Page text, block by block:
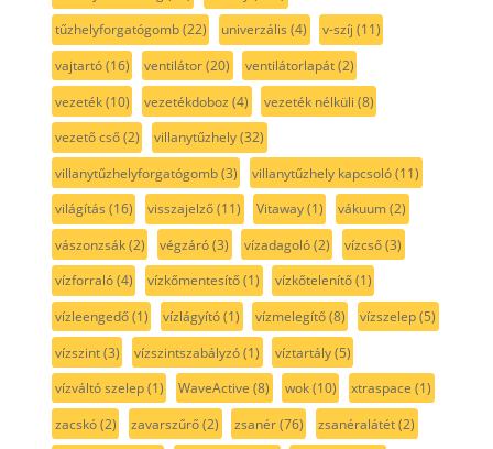
tűzhelyforgatógomb(22) univerzális (4) v-szíj (11)
vajtartó(16) ventilátor(20) ventilátorlapát(2)
vezeték(10) vezetékdoboz (4) vezeték nélküli (8)
vezető cső(2) villanytűzhely(32)
villanytűzhelyforgatógomb(3) villanytűzhely kapcsoló(11)
világítás (16) visszajelző(11) Vitaway(1) vákuum(2)
vászonzsák(2) végzáró(3) vízadagoló(2) vízcső(3)
vízforraló(4) vízkőmentesítő(1) vízkőtelenítő(1)
vízleengedő(1) vízlágyító(1) vízmelegítő(8) vízszelep(5)
vízszint(3) vízszintszabályzó(1) víztartály(5)
vízváltó szelep(1) WaveActive (8) wok(10) xtraspace (1)
zacskó(2) zavarszűrő(2) zsanér(76) zsanéralátét(2)